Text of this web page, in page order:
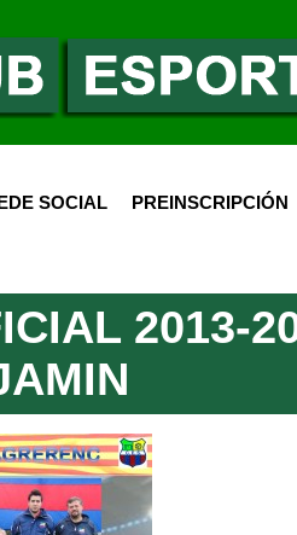
SOCIAL PREINSCRIPCIÓN
2013-